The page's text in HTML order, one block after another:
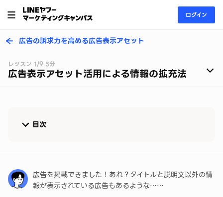
ログイン
広告の訴求力を高める広告表示アセット
レッスン 1/9 5分
広告表示アセット活用による情報の拡充法
目次
広告表示アセットの効果
広告を掲載できました！あれ？タイトルと説明文以外の情
報が表示されている広告もあるような……